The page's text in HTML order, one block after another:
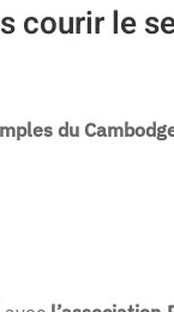
courir le
du